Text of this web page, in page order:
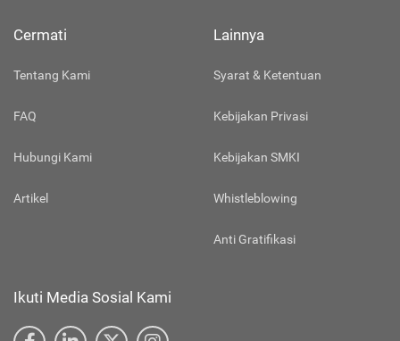
Cermati
Tentang Kami
FAQ
Hubungi Kami
Artikel
Lainnya
Syarat & Ketentuan
Kebijakan Privasi
Kebijakan SMKI
Whistleblowing
Anti Gratifikasi
Ikuti Media Sosial Kami